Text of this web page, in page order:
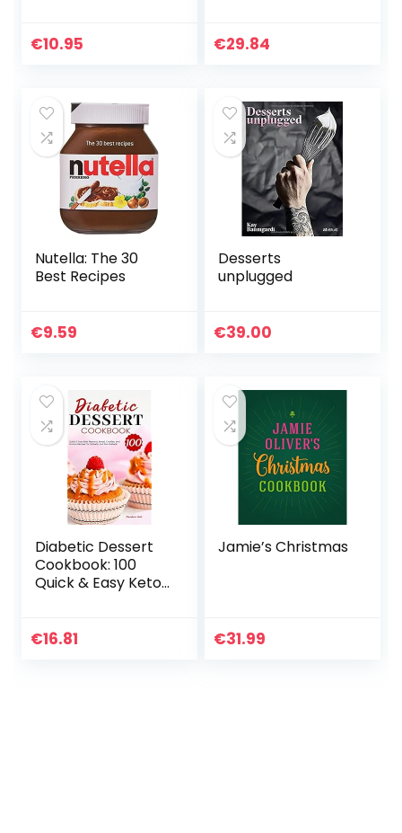
Dinner
€10.95 €29.84
Nutella: The 30
Best Recipes
€9.59
Desserts
unplugged
€39.00
Diabetic Dessert
Cookbook: 100
Quick & Easy Keto
Snacks Recipes for
€16.81
Jamie’s Christmas
€31.99